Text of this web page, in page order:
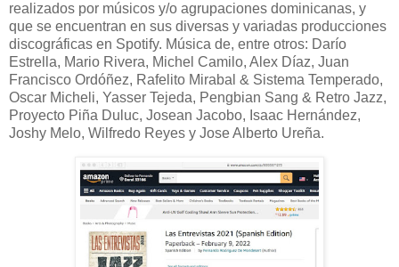
realizados por músicos y/o agrupaciones dominicanas, y
que se encuentran en sus diversas y variadas producciones
discográficas en Spotify. Música de, entre otros: Darío
Estrella, Mario Rivera, Michel Camilo, Alex Díaz, Juan
Francisco Ordóñez, Rafelito Mirabal & Sistema Temperado,
Oscar Micheli, Yasser Tejeda, Pengbian Sang & Retro Jazz,
Proyecto Piña Duluc, Josean Jacobo, Isaac Hernández,
Joshy Melo, Wilfredo Reyes y Jose Alberto Ureña.